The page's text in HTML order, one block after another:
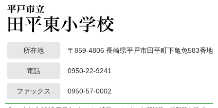
所在地 〒859-4806 長崎県平戸市田平町下亀免583番地
電話 0950-22-9241
ファックス 0950-57-0002